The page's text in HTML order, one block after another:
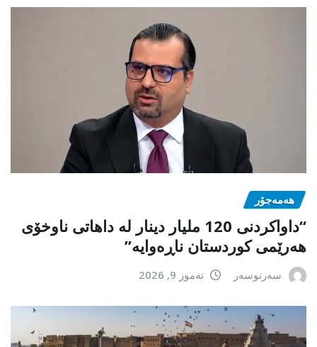
هەمەجۆر
“داواکردنی 120 ملیار دینار لە داهاتی ناوخۆی
هەرێمی کوردستان ناڕەوایە”
سەرنوسەر تەموز 9, 2026